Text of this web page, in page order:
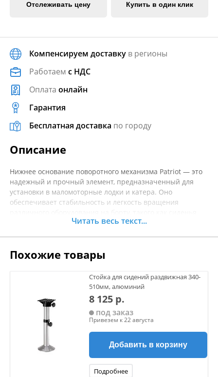
Отслеживать цену Купить в один клик
Компенсируем доставку в регионы
Работаем с НДС
Оплата онлайн
Гарантия
Бесплатная доставка по городу
Описание
Нижнее основание поворотного механизма Patriot — это
надежный и прочный элемент, предназначенный для
установки в маломоторные лодки и катера. Оно
обеспечивает стабильность и легкость вращения
или столы. Изготовлено из высококачественных
основания позволяет оптимизировать пространство на
палубе и повысить комфорт использования судна. Это
идеальный выбор для владельцев плавательных средств,
стремящихся улучшить функциональность своей лодки
или катера. Перед покупкой рекомендуется уточнять
характеристики товара.
Читать весь текст...
Похожие товары
Стойка для сидений раздвижная 340-
510мм, алюминий
8 125 р.
под заказ
Привезем к 22 августа
Добавить в корзину
Подробнее